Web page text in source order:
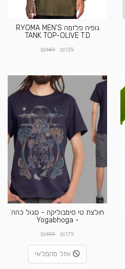
גופיה פלזמה RYOMA MEN’S
TANK TOP-OLIVE T.D
₪139
₪149
חולצת טי סימבוליקה - סגול כהה
- Yogabhoga
₪179
₪199
אזל מהמלאי